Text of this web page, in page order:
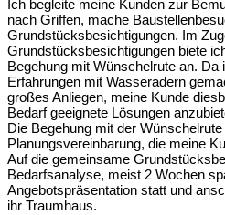
Ich begleite meine Kunden zur
nach Griffen, mache
Grundstücksbesichtigungen. Im
Grundstücksbesichtigungen biete
Begehung mit Wünschelrute an.
Erfahrungen mit Wasseradern
großes Anliegen, meine Kunde
Bedarf geeignete Lösungen
Die Begehung mit der
Planungsvereinbarung, die meine
Auf die gemeinsame
Bedarfsanalyse, meist 2 Wochen
Angebotspräsentation statt und
ihr Traumhaus.